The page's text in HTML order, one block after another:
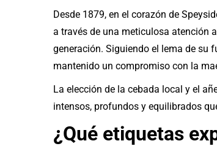
Desde 1879, en el corazón de
a través de una meticulosa atención
generación. Siguiendo el lema de su
mantenido un compromiso con la
La elección de la cebada local y el
intensos, profundos y equilibrados
¿Qué etiquetas